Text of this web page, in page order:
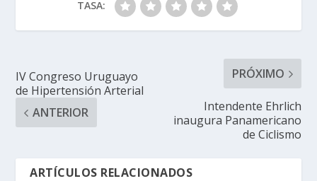
TASA:
IV Congreso Uruguayo
de Hipertensión Arterial
ANTERIOR
PRÓXIMO
Intendente Ehrlich
inaugura Panamericano
de Ciclismo
ARTÍCULOS RELACIONADOS